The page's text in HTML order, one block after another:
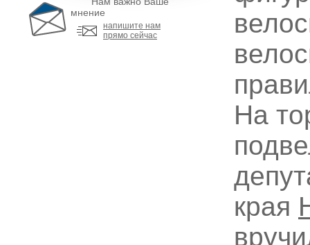
мнение
напишите нам
прямо сейчас
На
края